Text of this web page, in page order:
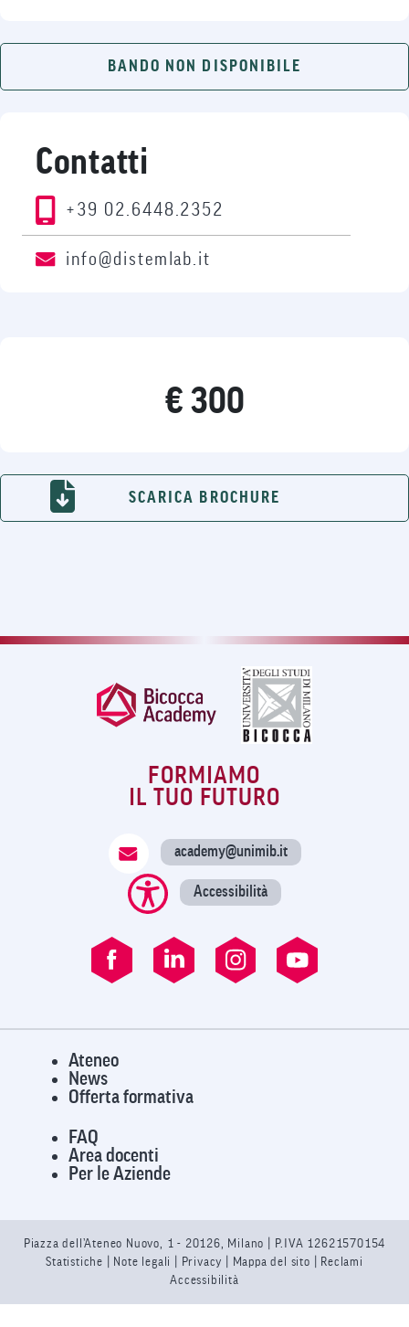
BANDO NON DISPONIBILE
Contatti
+39 02.6448.2352
info@distemlab.it
€ 300
SCARICA BROCHURE
FORMIAMO
IL TUO FUTURO
academy@unimib.it
Accessibilità
Ateneo
News
Offerta formativa
FAQ
Area docenti
Per le Aziende
Piazza dell’Ateneo Nuovo, 1 - 20126, Milano | P.IVA 12621570154
Statistiche
Note legali Privacy | Mappa del sito |
Reclami
Accessibilità